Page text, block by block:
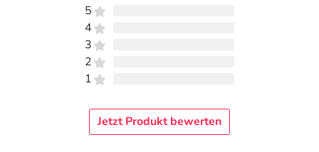
5
4
3
2
1
Jetzt Produkt bewerten